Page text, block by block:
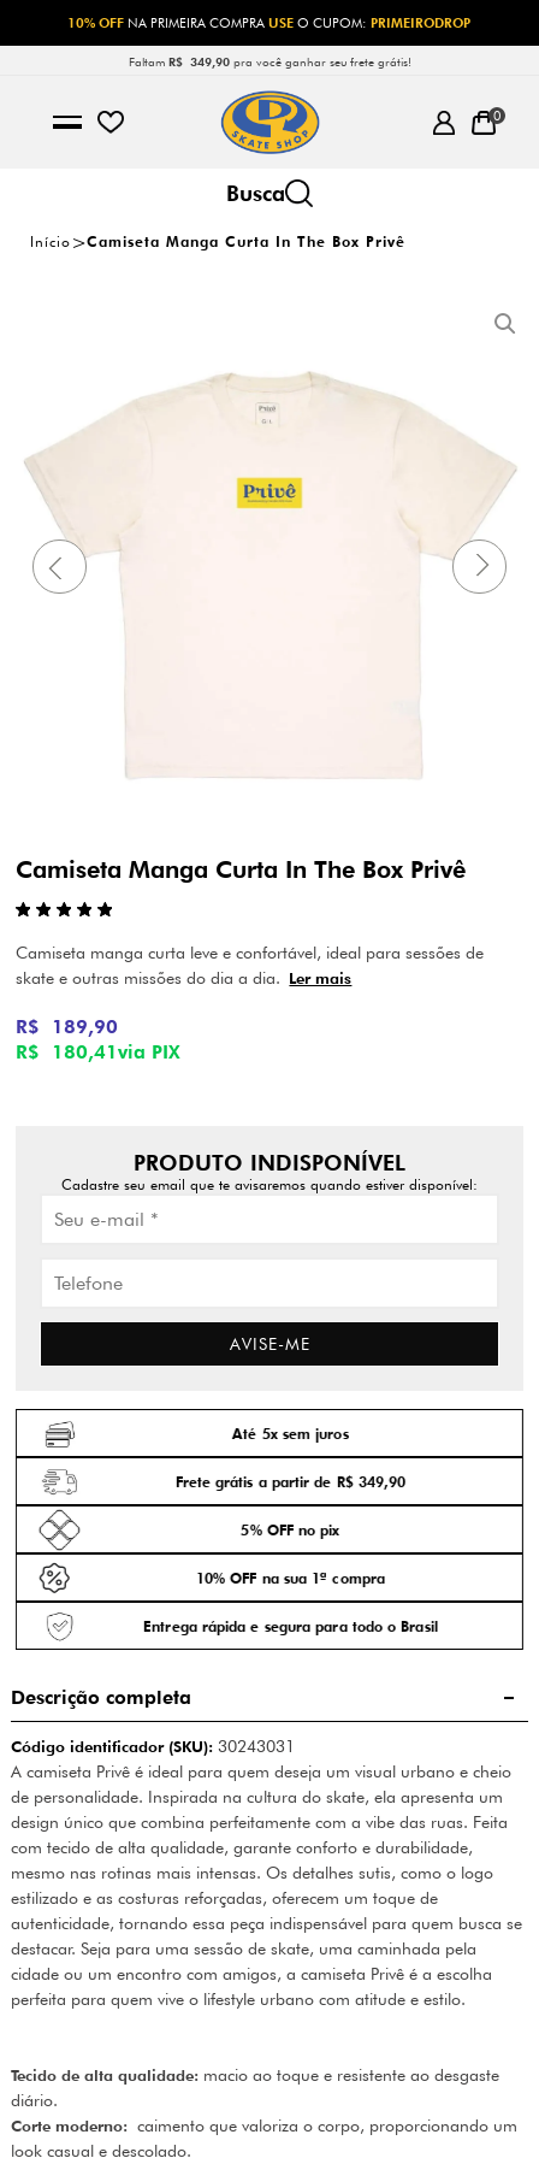
10% OFF NA PRIMEIRA COMPRAUSEO CUPOM:PRIMEIRODROP
Faltam R$ 349,90pra você ganhar seu frete grátis!
0
Início Camiseta Manga Curta In The Box Privê
Camiseta Manga Curta In The Box Privê
Camiseta manga curta leve e confortável, ideal para sessões de
skate e outras missões do dia a dia. Ler mais
R$ 180,41via PIX
R$ 189,90
PRODUTO INDISPONÍVEL
Cadastre seu email que te avisaremos quando estiver disponível:
AVISE-ME
Até 5x sem juros
Frete grátis a partir de R$ 349,90
5% OFF no pix
10% OFF na sua 1ª compra
Entrega rápida e segura para todo o Brasil
Descrição completa
Código identificador (SKU):30243031
A camiseta Privê é ideal para quem deseja um visual urbano e cheio
de personalidade. Inspirada na cultura do skate, ela apresenta um
design único que combina perfeitamente com a vibe das ruas. Feita
com tecido de alta qualidade, garante conforto e durabilidade,
mesmo nas rotinas mais intensas. Os detalhes sutis, como o logo
estilizado e as costuras reforçadas, oferecem um toque de
autenticidade, tornando essa peça indispensável para quem busca se
destacar. Seja para uma sessão de skate, uma caminhada pela
cidade ou um encontro com amigos, a camiseta Privê é a escolha
perfeita para quem vive o lifestyle urbano com atitude e estilo.
Tecido de alta qualidade: macio ao toque e resistente ao desgaste
diário.
Corte moderno: caimento que valoriza o corpo, proporcionando um
look casual e descolado.